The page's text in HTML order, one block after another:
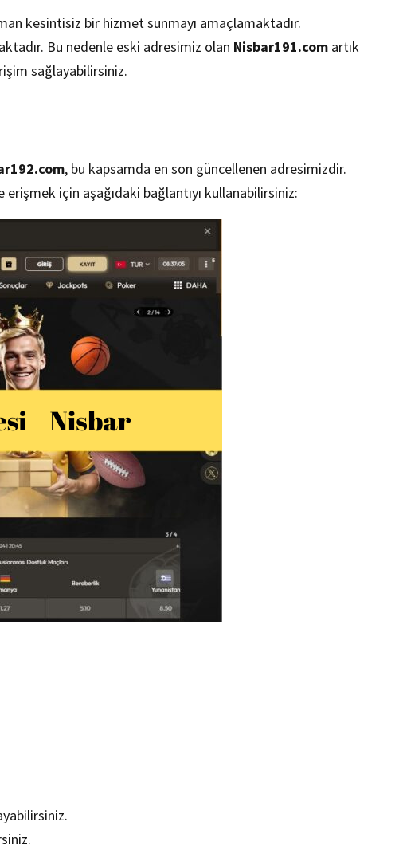
kesintisiz bir hizmet sunmayı amaçlamaktadır.
Bu nedenle eski adresimiz olan Nisbar191.comartık
sağlayabilirsiniz.
, bu kapsamda en son güncellenen adresimizdir.
için aşağıdaki bağlantıyı kullanabilirsiniz: